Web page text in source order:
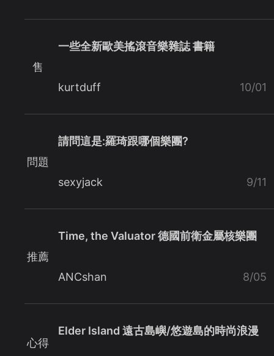
售
一些全新歐美搖滾音樂雜誌 書籍
kurtduff 10/01
問題
請問這是:羅琦跟哪個樂團?
sexyjack 9/11
推薦
Time, the Valuator 德國前衛金屬核樂團
ANCshan 8/05
心得
Elder Island 遠古島嶼/悠遊島的時尚浪漫